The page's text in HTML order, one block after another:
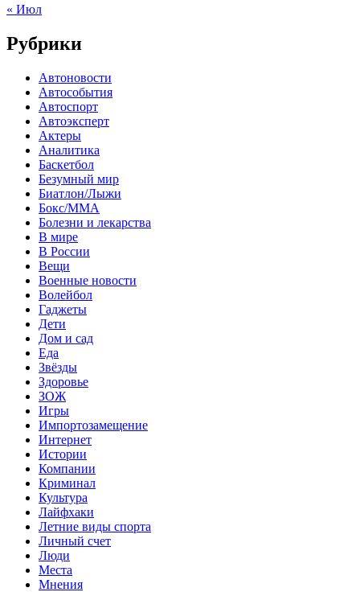
« Июл
Рубрики
Автоновости
Автособытия
Автоспорт
Автоэксперт
Актеры
Аналитика
Баскетбол
Безумный мир
Биатлон/Лыжи
Бокс/MMA
Болезни и лекарства
В мире
В России
Вещи
Военные новости
Волейбол
Гаджеты
Дети
Дом и сад
Еда
Звёзды
Здоровье
ЗОЖ
Игры
Импортозамещение
Интернет
Истории
Компании
Криминал
Культура
Лайфхаки
Летние виды спорта
Личный счет
Люди
Места
Мнения